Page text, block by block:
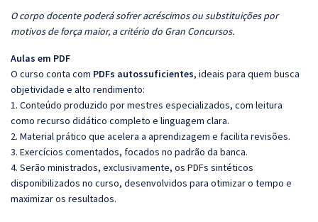
O corpo docente poderá sofrer acréscimos ou substituições por
motivos de força maior, a critério do Gran Concursos.
Aulas em PDF
O curso conta com PDFs autossuficientes, ideais para quem busca
objetividade e alto rendimento:
1. Conteúdo produzido por mestres especializados, com leitura
como recurso didático completo e linguagem clara.
2. Material prático que acelera a aprendizagem e facilita revisões.
3. Exercícios comentados, focados no padrão da banca.
4. Serão ministrados, exclusivamente, os PDFs sintéticos
disponibilizados no curso, desenvolvidos para otimizar o tempo e
maximizar os resultados.